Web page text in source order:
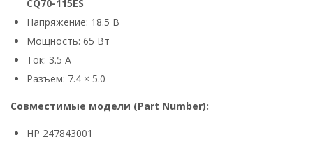
CQ70-115ES
Напряжение: 18.5 В
Мощность: 65 Вт
Ток: 3.5 А
Разъем: 7.4 × 5.0
Совместимые модели (Part Number):
HP 247843001